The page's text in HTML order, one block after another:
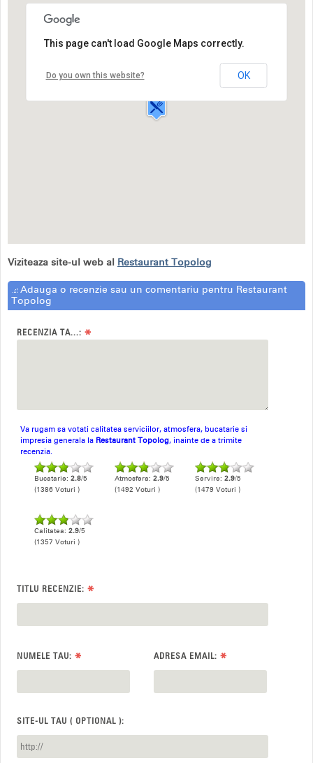
Bălcescu,
This page can't load Google Maps correctly.
Do you own this website? OK
Viziteaza site-ul web al Restaurant Topolog
Adauga o recenzie sau un comentariu pentru Restaurant
Topolog
RECENZIA TA...: *
Va rugam sa votati calitatea serviciilor, atmosfera, bucatarie si
impresia generala la Restaurant Topolog, inainte de a trimite
recenzia.
Bucatarie: 2.8/5
(1386 Voturi )
Atmosfera: 2.9/5
(1492 Voturi )
Servire: 2.9/5
(1479 Voturi )
Calitatea: 2.9/5
(1357 Voturi )
TITLU RECENZIE: *
NUMELE TAU: * ADRESA EMAIL: *
SITE-UL TAU ( OPTIONAL ):